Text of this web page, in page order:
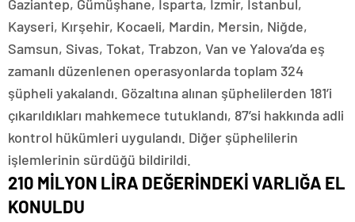
Gaziantep, Gümüşhane, Isparta, İzmir, İstanbul,
Kayseri, Kırşehir, Kocaeli, Mardin, Mersin, Niğde,
Samsun, Sivas, Tokat, Trabzon, Van ve Yalova’da eş
zamanlı düzenlenen operasyonlarda toplam 324
şüpheli yakalandı. Gözaltına alınan şüphelilerden 181’i
çıkarıldıkları mahkemece tutuklandı, 87’si hakkında adli
kontrol hükümleri uygulandı. Diğer şüphelilerin
işlemlerinin sürdüğü bildirildi.
210 MİLYON LİRA DEĞERİNDEKİ VARLIĞA EL
KONULDU